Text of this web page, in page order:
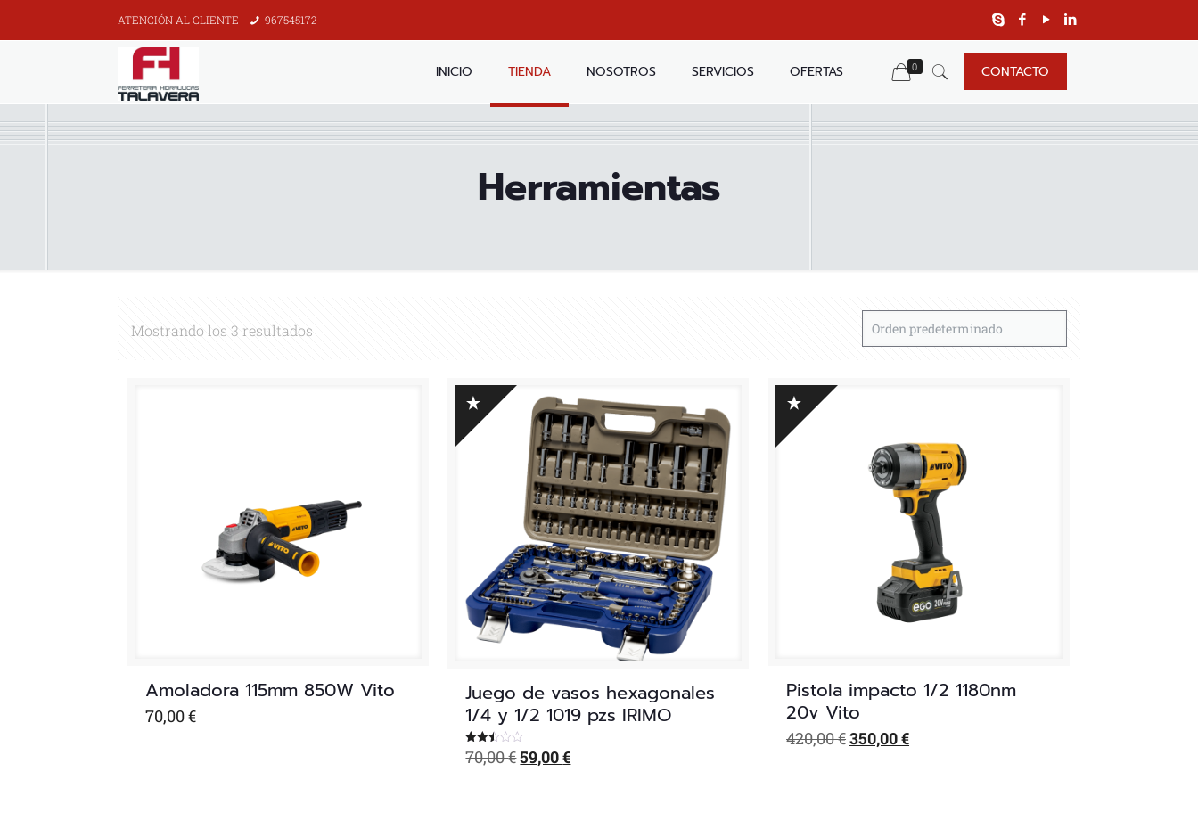
ATENCIÓN AL CLIENTE 967545172
INICIO TIENDA NOSOTROS SERVICIOS OFERTAS 0 CONTACTO
Herramientas
Mostrando los 3 resultados
Amoladora 115mm 850W Vito
70,00€
Juego de vasos hexagonales
1/4 y 1/2 1019 pzs IRIMO
Valorado
con
70,00€El
59,00€El
Pistola impacto 1/2 1180nm
20v Vito
420,00€El
350,00€El